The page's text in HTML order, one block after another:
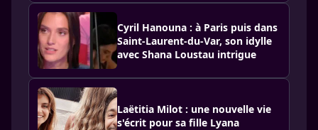
Cyril Hanouna : à Paris puis dans
Saint-Laurent-du-Var, son idylle
avec Shana Loustau intrigue
Laëtitia Milot : une nouvelle vie
s'écrit pour sa fille Lyana